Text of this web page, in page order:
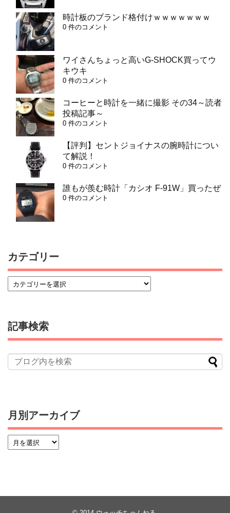
時計板のブランド格付けｗｗｗｗｗｗｗ
0 件のコメント
ワイさんちょっと高いG-SHOCK買ってウ
キウキ
0 件のコメント
コーヒーと時計を一緒に撮影 その34～読者
投稿記事～
0 件のコメント
【評判】セントジョイナスの腕時計につい
て解説！
0 件のコメント
誰もが羨む時計「カシオ F-91W」買ったぜ
0 件のコメント
カテゴリー
記事検索
月別アーカイブ